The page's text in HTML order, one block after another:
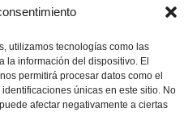
utilizamos tecnologías como las
la información del dispositivo. El
permitirá procesar datos como el
únicas en este sitio. No
afectar negativamente a ciertas
Linkeding
Copyright © 2025.
reservados.